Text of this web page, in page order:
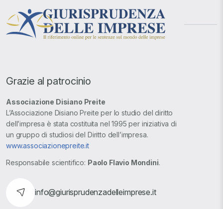
Grazie al patrocinio
Associazione Disiano Preite
L’Associazione Disiano Preite per lo studio del diritto
dell’impresa è stata costituita nel 1995 per iniziativa di
un gruppo di studiosi del Diritto dell’impresa.
www.associazionepreite.it
Responsabile scientifico: Paolo Flavio Mondini.
info@giurisprudenzadelleimprese.it